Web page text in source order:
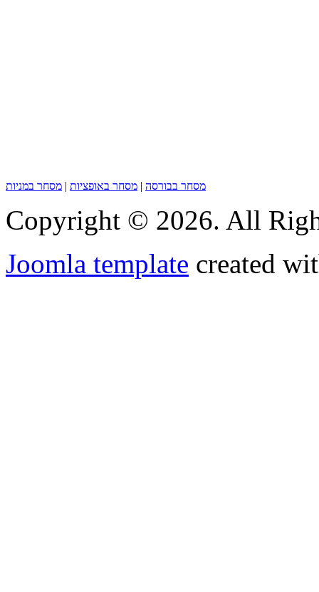
מסחר בבורסה | מסחר באופציות | מסחר במניות
Copyright © 2026. All
Joomla template created